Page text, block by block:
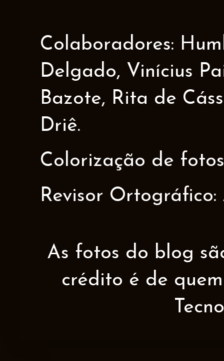
Colaboradores:
Delgado, Vinícius
Bazote, Rita de
Driê.
Colorização de
Revisor Ortográfico:
As fotos do blog
crédito é de